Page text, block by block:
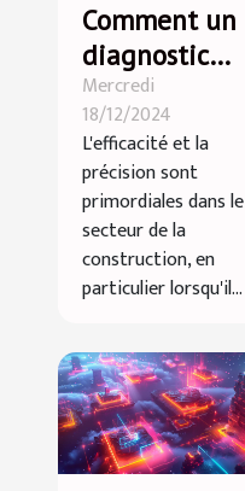
Comment un
diagnostic
rapide peut
transformer
votre projet
de
construction
en bois
Mercredi
18/12/2024
L'efficacité et la
précision sont
primordiales dans le
secteur de la
construction, en
particulier lorsqu'il...